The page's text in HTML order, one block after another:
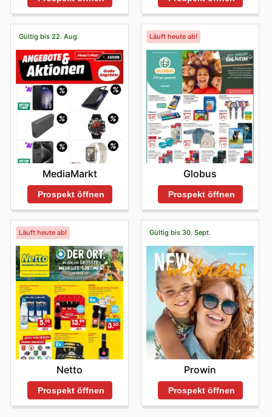
Gültig bis 22. Aug.
MediaMarkt
Prospekt öffnen
Läuft heute ab!
Globus
Prospekt öffnen
Läuft heute ab!
Netto
Prospekt öffnen
Gültig bis 30. Sept.
Prowin
Prospekt öffnen